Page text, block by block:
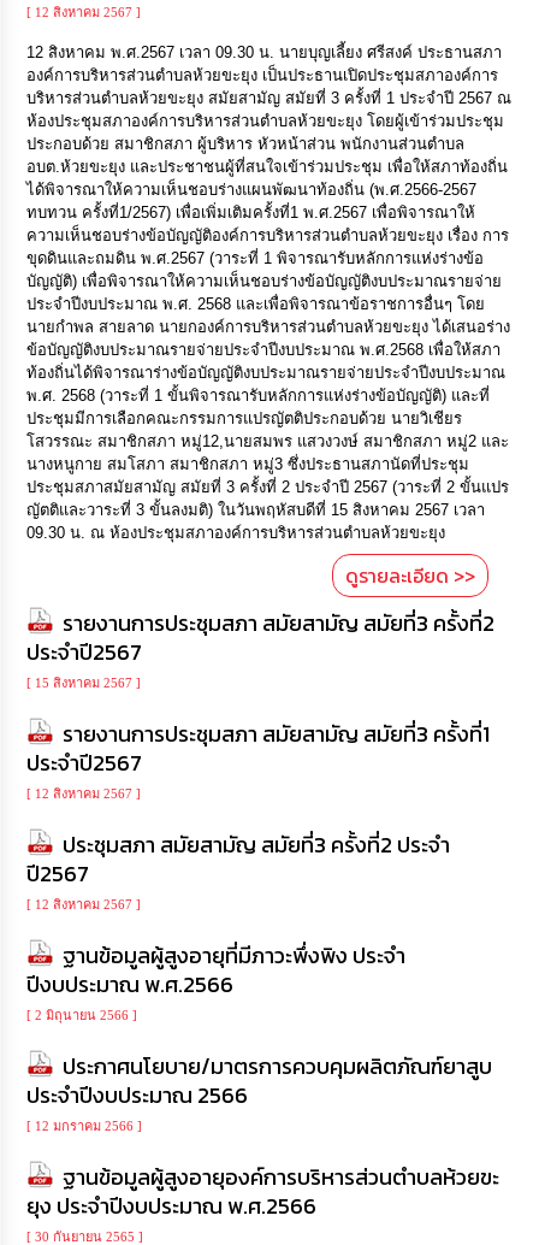
[ 12 สิงหาคม 2567 ]
12 สิงหาคม พ.ศ.2567 เวลา 09.30 น. นายบุญเลี้ยง ศรีสงค์ ประธานสภา
องค์การบริหารส่วนตำบลห้วยขะยุง เป็นประธานเปิดประชุมสภาองค์การ
บริหารส่วนตำบลห้วยขะยุง สมัยสามัญ สมัยที่ 3 ครั้งที่ 1 ประจำปี 2567 ณ
ห้องประชุมสภาองค์การบริหารส่วนตำบลห้วยขะยุง โดยผู้เข้าร่วมประชุม
ประกอบด้วย สมาชิกสภา ผู้บริหาร หัวหน้าส่วน พนักงานส่วนตำบล
อบต.ห้วยขะยุง และประชาชนผู้ที่สนใจเข้าร่วมประชุม เพื่อให้สภาท้องถิ่น
ได้พิจารณาให้ความเห็นชอบร่างแผนพัฒนาท้องถิ่น (พ.ศ.2566-2567
ทบทวน ครั้งที่1/2567) เพื่อเพิ่มเติมครั้งที่1 พ.ศ.2567 เพื่อพิจารณาให้
ความเห็นชอบร่างข้อบัญญัติองค์การบริหารส่วนตำบลห้วยขะยุง เรื่อง การ
ขุดดินและถมดิน พ.ศ.2567 (วาระที่ 1 พิจารณารับหลักการแห่งร่างข้อ
บัญญัติ) เพื่อพิจารณาให้ความเห็นชอบร่างข้อบัญญัติงบประมาณรายจ่าย
ประจำปีงบประมาณ พ.ศ. 2568 และเพื่อพิจารณาข้อราชการอื่นๆ โดย
นายกำพล สายลาด นายกองค์การบริหารส่วนตำบลห้วยขะยุง ได้เสนอร่าง
ข้อบัญญัติงบประมาณรายจ่ายประจำปีงบประมาณ พ.ศ.2568 เพื่อให้สภา
ท้องถิ่นได้พิจารณาร่างข้อบัญญัติงบประมาณรายจ่ายประจำปีงบประมาณ
พ.ศ. 2568 (วาระที่ 1 ขั้นพิจารณารับหลักการแห่งร่างข้อบัญญัติ) และที่
ประชุมมีการเลือกคณะกรรมการแปรญัตติประกอบด้วย นายวิเชียร
โสวรรณะ สมาชิกสภา หมู่12,นายสมพร แสวงวงษ์ สมาชิกสภา หมู่2 และ
นางหนูกาย สมโสภา สมาชิกสภา หมู่3 ซึ่งประธานสภานัดที่ประชุม
ประชุมสภาสมัยสามัญ สมัยที่ 3 ครั้งที่ 2 ประจำปี 2567 (วาระที่ 2 ขั้นแปร
ญัตติและวาระที่ 3 ขั้นลงมติ) ในวันพฤหัสบดีที่ 15 สิงหาคม 2567 เวลา
09.30 น. ณ ห้องประชุมสภาองค์การบริหารส่วนตำบลห้วยขะยุง
ดูรายละเอียด >>
รายงานการประชุมสภา สมัยสามัญ สมัยที่3 ครั้งที่2
ประจำปี2567
[ 15 สิงหาคม 2567 ]
รายงานการประชุมสภา สมัยสามัญ สมัยที่3 ครั้งที่1
ประจำปี2567
[ 12 สิงหาคม 2567 ]
ประชุมสภา สมัยสามัญ สมัยที่3 ครั้งที่2 ประจำ
ปี2567
[ 12 สิงหาคม 2567 ]
ฐานข้อมูลผู้สูงอายุที่มีภาวะพึ่งพิง ประจำ
ปีงบประมาณ พ.ศ.2566
[ 2 มิถุนายน 2566 ]
ประกาศนโยบาย/มาตรการควบคุมผลิตภัณฑ์ยาสูบ
ประจำปีงบประมาณ 2566
[ 12 มกราคม 2566 ]
ฐานข้อมูลผู้สูงอายุองค์การบริหารส่วนตำบลห้วยขะ
ยุง ประจำปีงบประมาณ พ.ศ.2566
[ 30 กันยายน 2565 ]